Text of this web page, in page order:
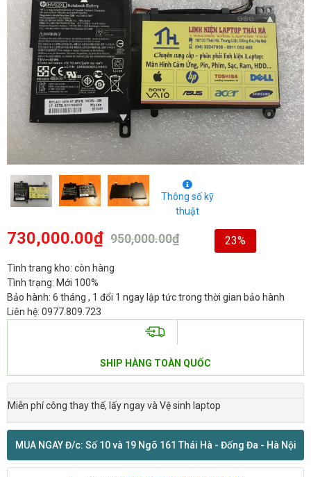
Thông số kỹ
thuật
950,000.00₫
730,000.00₫ 23%
Tình trang kho: còn hàng
Tình trạng: Mới 100%
Bảo hành: 6 tháng , 1 đổi 1 ngay lập tức trong thời gian bảo hành
Liên hệ: 0977.809.723
SHIP HÀNG TOÀN QUỐC
Miễn phí công thay thế, lấy ngay và Vệ sinh laptop
MUA NGAY Đ/c: Số 10 và 19 Ngõ 161 Thái Hà - Đống Đa - Hà Nội